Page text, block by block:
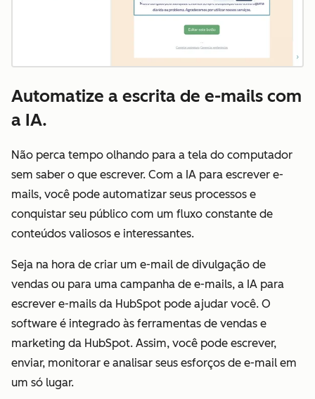
Automatize a escrita de e-mails com
a IA.
Não perca tempo olhando para a tela do computador
sem saber o que escrever. Com a IA para escrever e-
mails, você pode automatizar seus processos e
conquistar seu público com um fluxo constante de
conteúdos valiosos e interessantes.
Seja na hora de criar um e-mail de divulgação de
vendas ou para uma campanha de e-mails, a IA para
escrever e-mails da HubSpot pode ajudar você. O
software é integrado às ferramentas de vendas e
marketing da HubSpot. Assim, você pode escrever,
enviar, monitorar e analisar seus esforços de e-mail em
um só lugar.